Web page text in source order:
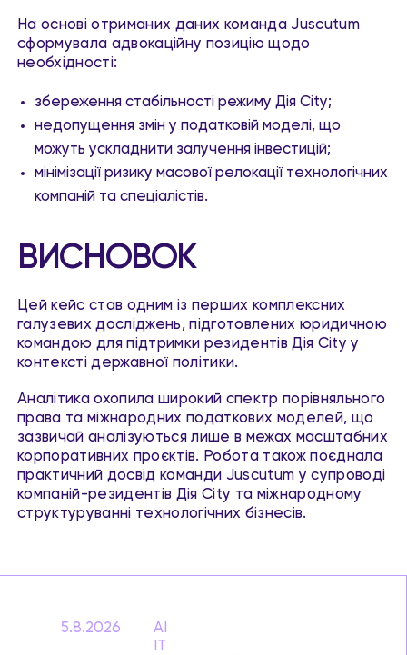
На основі отриманих даних команда Juscutum
сформувала адвокаційну позицію щодо
необхідності:
збереження стабільності режиму Дія City;
недопущення змін у податковій моделі, що
можуть ускладнити залучення інвестицій;
мінімізації ризику масової релокації технологічних
компаній та спеціалістів.
ВИСНОВОК
Цей кейс став одним із перших комплексних
галузевих досліджень, підготовлених юридичною
командою для підтримки резидентів Дія City у
контексті державної політики.
Аналітика охопила широкий спектр порівняльного
права та міжнародних податкових моделей, що
зазвичай аналізуються лише в межах масштабних
корпоративних проєктів. Робота також поєднала
практичний досвід команди Juscutum у супроводі
компаній-резидентів Дія City та міжнародному
структуруванні технологічних бізнесів.
5.8.2026
AI
IT